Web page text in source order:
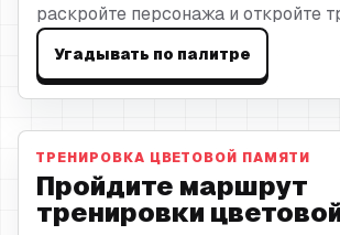
раскройте персонажа и откройте
Угадывать по палитре
ТРЕНИРОВКА ЦВЕТОВОЙ ПАМЯТИ
Пройдите маршрут
тренировки